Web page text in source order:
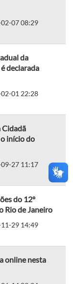
07 08:29
da
declarada
01 22:28
Cidadã
início do
27 11:17
do 12º
Rio de Janeiro
29 14:49
online nesta